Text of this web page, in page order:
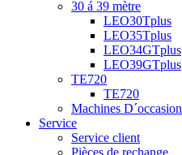
30 á 39 mètre
LEO30Tplus
LEO35Tplus
LEO34GTplus
LEO39GTplus
TE720
TE720
Machines D´occasion
Service
Service client
Pièces de rechange